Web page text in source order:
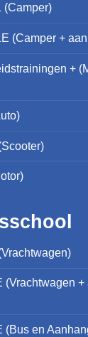
(Camper)
(Camper +
+
(Vrachtwagen
(Bus en